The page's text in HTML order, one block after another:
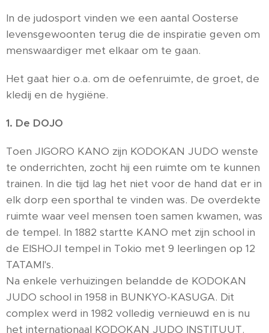
In de judosport vinden we een aantal Oosterse
levensgewoonten terug die de inspiratie geven om
menswaardiger met elkaar om te gaan.
Het gaat hier o.a. om de oefenruimte, de groet, de
kledij en de hygiëne.
1. De DOJO
Toen JIGORO KANO zijn KODOKAN JUDO wenste
te onderrichten, zocht hij een ruimte om te kunnen
trainen. In die tijd lag het niet voor de hand dat er in
elk dorp een sporthal te vinden was. De overdekte
ruimte waar veel mensen toen samen kwamen, was
de tempel. In 1882 startte KANO met zijn school in
de EISHOJI tempel in Tokio met 9 leerlingen op 12
TATAMI's.
Na enkele verhuizingen belandde de KODOKAN
JUDO school in 1958 in BUNKYO-KASUGA. Dit
complex werd in 1982 volledig vernieuwd en is nu
het internationaal KODOKAN JUDO INSTITUUT.